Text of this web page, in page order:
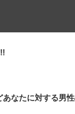
なたに対する男